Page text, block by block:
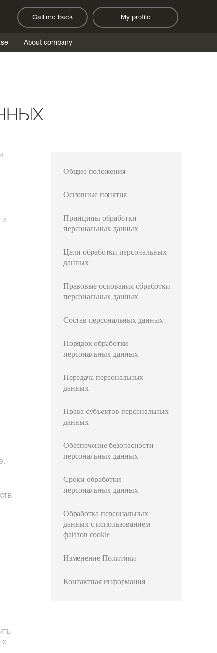
My profile
Call me back
About company
и
Общие положения
Основные понятия
Принципы обработки
персональных данных
Цели обработки персональных
данных
Правовые основания обработки
персональных данных
Состав персональных данных
Порядок обработки
персональных данных
Передача персональных
данных
Права субъектов персональных
данных
Обеспечение безопасности
персональных данных
Сроки обработки
персональных данных
Обработка персональных
данных с использованием
файлов cookie
Изменение Политики
Контактная информация